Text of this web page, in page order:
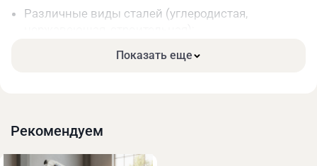
Ширина, мм
330
Различные виды сталей (углеродистая,
Цветные металлы и их сплавы.
из качественной быстрорежущей стали.
при высоких нагрузках.
Показать еще
Рекомендуем